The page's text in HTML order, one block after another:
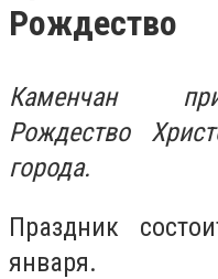
Рождество
Каменчан
Рождество
города.
Праздник
января.